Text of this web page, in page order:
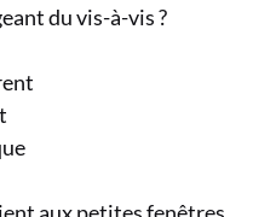
du vis-à-vis ?